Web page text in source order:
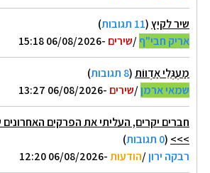
שיר לקיץ(11 תגובות
)
אריק חבי"ף/שירים -06/08/2026 15:18
מַעְגְּלֵי אַדְווֹת(8 תגובות
)
שמאי ארמן/שירים -06/08/2026 13:27
חברים יקרים, העליתי את הפרקים
>>>
(0 תגובות
)
רבקה ירון/הודעות-06/08/2026 12:20